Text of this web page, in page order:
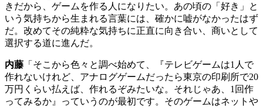
きだから、ゲームを作る人になりたい。あの頃の「好き」と
いう気持ちから生まれる言葉には、確かに嘘がなかったはず
だ。改めてその純粋な気持ちに正直に向き合い、商いとして
選択する道に進んだ。
内藤 「そこから色々と調べ始めて、『テレビゲームは1 人で
作れないけれど、アナログゲームだったら東京の印刷所で20
万円くらい払えば、作れるぞみたいな。それじゃあ、 1 回作
ってみるか』っていうのが最初です。そのゲームはネットや